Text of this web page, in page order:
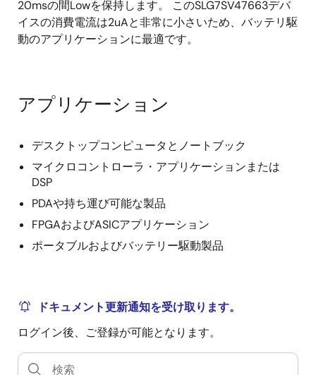
20msの間Lowを保持します。 このSLG7SV47663デバ
イスの消費電流は2uAと非常に小さいため、バッテリ駆
動のアプリケーションに最適です。
アプリケーション
デスクトップコンピュータとノートブック
マイクロコントローラ・アプリケーションまたは
DSP
PDAや持ち運び可能な製品
FPGAおよびASICアプリケーション
ポータブルおよびバッテリー駆動製品
ドキュメント更新通知を受け取ります。
ログイン後、ご登録が可能となります。